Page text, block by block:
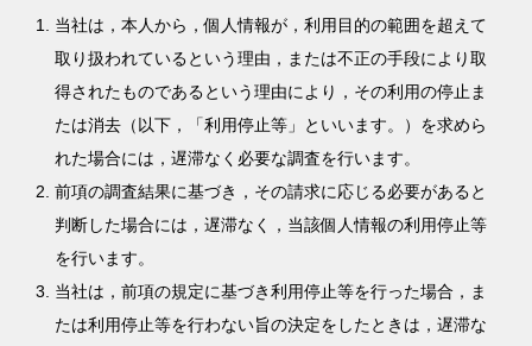
当社は，本人から，個人情報が，利用目的の範囲を超えて
取り扱われているという理由，または不正の手段により取
得されたものであるという理由により，その利用の停止ま
たは消去（以下，「利用停止等」といいます。）を求めら
れた場合には，遅滞なく必要な調査を行います。
前項の調査結果に基づき，その請求に応じる必要があると
判断した場合には，遅滞なく，当該個人情報の利用停止等
を行います。
当社は，前項の規定に基づき利用停止等を行った場合，ま
たは利用停止等を行わない旨の決定をしたときは，遅滞な